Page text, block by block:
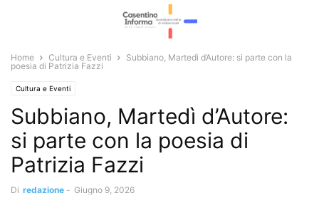
Home Cultura e Eventi
Subbiano, Martedì d’Autore: si parte con la
poesia di Patrizia Fazzi
Cultura e Eventi
Subbiano, Martedì d’Autore:
si parte con la poesia di
Patrizia Fazzi
Di redazione - Giugno 9, 2026